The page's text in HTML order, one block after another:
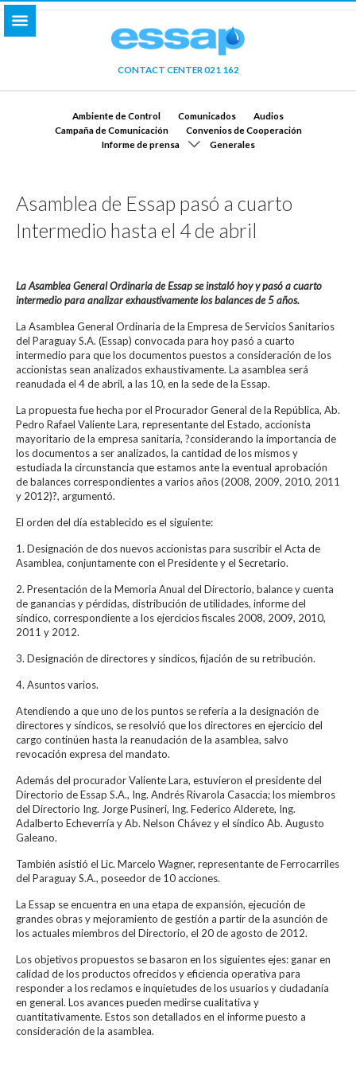
CONTACT CENTER 021 162
Ambiente de Control Comunicados
Audios
Campaña de Comunicación
Convenios de Cooperación
Informe de prensa
Generales
Asamblea de Essap pasó a cuarto
Intermedio hasta el 4 de abril
La Asamblea General Ordinaria de Essap se instaló hoy y pasó a cuarto
intermedio para analizar exhaustivamente los balances de 5 años.
La Asamblea General Ordinaria de la Empresa de Servicios Sanitarios
del Paraguay S.A. (Essap) convocada para hoy pasó a cuarto
intermedio para que los documentos puestos a consideración de los
accionistas sean analizados exhaustivamente. La asamblea será
reanudada el 4 de abril, a las 10, en la sede de la Essap.
La propuesta fue hecha por el Procurador General de la República, Ab.
Pedro Rafael Valiente Lara, representante del Estado, accionista
mayoritario de la empresa sanitaria, ?considerando la importancia de
los documentos a ser analizados, la cantidad de los mismos y
estudiada la circunstancia que estamos ante la eventual aprobación
de balances correspondientes a varios años (2008, 2009, 2010, 2011
y 2012)?, argumentó.
El orden del día establecido es el siguiente:
1. Designación de dos nuevos accionistas para suscribir el Acta de
Asamblea, conjuntamente con el Presidente y el Secretario.
2. Presentación de la Memoria Anual del Directorio, balance y cuenta
de ganancias y pérdidas, distribución de utilidades, informe del
síndico, correspondiente a los ejercicios fiscales 2008, 2009, 2010,
2011 y 2012.
3. Designación de directores y síndicos, fijación de su retribución.
4. Asuntos varios.
Atendiendo a que uno de los puntos se refería a la designación de
directores y síndicos, se resolvió que los directores en ejercicio del
cargo continúen hasta la reanudación de la asamblea, salvo
revocación expresa del mandato.
Además del procurador Valiente Lara, estuvieron el presidente del
Directorio de Essap S.A., Ing. Andrés Rivarola Casaccia; los miembros
del Directorio Ing. Jorge Pusineri, Ing. Federico Alderete, Ing.
Adalberto Echeverría y Ab. Nelson Chávez y el síndico Ab. Augusto
Galeano.
También asistió el Lic. Marcelo Wagner, representante de Ferrocarriles
del Paraguay S.A., poseedor de 10 acciones.
La Essap se encuentra en una etapa de expansión, ejecución de
grandes obras y mejoramiento de gestión a partir de la asunción de
los actuales miembros del Directorio, el 20 de agosto de 2012.
Los objetivos propuestos se basaron en los siguientes ejes: ganar en
calidad de los productos ofrecidos y eficiencia operativa para
responder a los reclamos e inquietudes de los usuarios y ciudadanía
en general. Los avances pueden medirse cualitativa y
cuantitativamente. Estos son detallados en el informe puesto a
consideración de la asamblea.